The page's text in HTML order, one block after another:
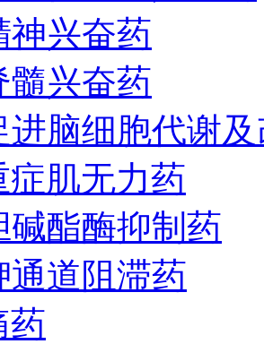
神兴奋药
髓兴奋药
进脑细胞代谢
症肌无力药
碱酯酶抑制药
通道阻滞药
药